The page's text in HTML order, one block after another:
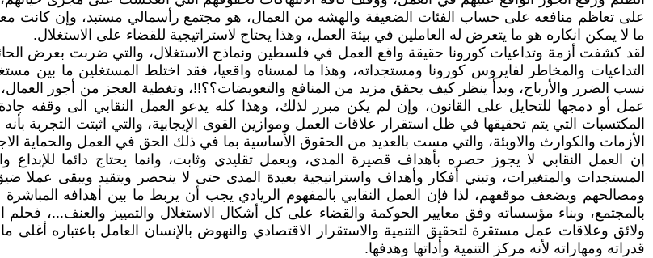
على تعاظم منافعه على حساب الفئات الضعيفة والهشه من العمال، هو مجتمع رأسمالي مستبد، وإن كانت
ما لا يمكن انكاره هو ما يتعرض له العاملين في بيئة العمل، وهذا يحتاج لاستراتيجية للقضاء على الاستغلال.
لقد كشفت أزمة وتداعيات كورونا حقيقة واقع العمل في فلسطين ونماذج الاستغلال، والتي ضربت بعرض
التداعيات والمخاطر لفايروس كورونا ومستجداته، وهذا ما لمسناه واقعيا، فقد اختلط المستغلين ما
نسب الضرر والأرباح، وبدأ ينظر كيف يحقق مزيد من المنافع والتعويضات؟؟!!، وتغطية العجز من أجور
عمل أو دمجها للتحايل على القانون، وإن لم يكن مبرر لذلك، وهذا كله يدعو العمل النقابي الى وقفه
المكتسبات التي يتم تحقيقها في ظل استقرار علاقات العمل وموازين القوى الإيجابية، والتي اثبتت التجربة
الأزمات والكوارث والاوبئة، والتي مست بالعديد من الحقوق الأساسية بما في ذلك الحق في العمل والحماية
إن العمل النقابي لا يجوز حصره بأهداف قصيرة المدى، وبعمل تقليدي وثابت، وانما يحتاج دائما للإبداع
المستجدات والمتغيرات، وتبني أفكار وأهداف واستراتيجية بعيدة المدى حتى لا ينحصر ويتقيد ويبقى عملا
ومصالحهم ويضعف موقفهم، لذا فإن العمل النقابي بالمفهوم الريادي يجب أن يربط ما بين أهدافه المباشرة
بالمجتمع، وبناء مؤسساته وفق معايير الحوكمة والقضاء على كل أشكال الاستغلال والتمييز والعنف...، فحلم
ولائق وعلاقات عمل مستقرة لتحقيق التنمية والاستقرار الاقتصادي والنهوض بالإنسان العامل باعتباره
قدراته ومهاراته لأنه مركز التنمية وأداتها وهدفها.